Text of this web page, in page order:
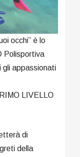
occhi” è lo
Polisportiva
gli appassionati
LIVELLO
di
della